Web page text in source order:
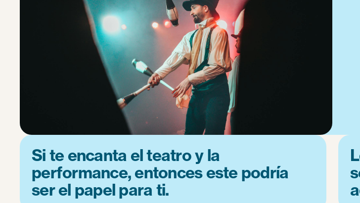
Si te encanta el teatro y la
performance, entonces este podría
ser el papel para ti.